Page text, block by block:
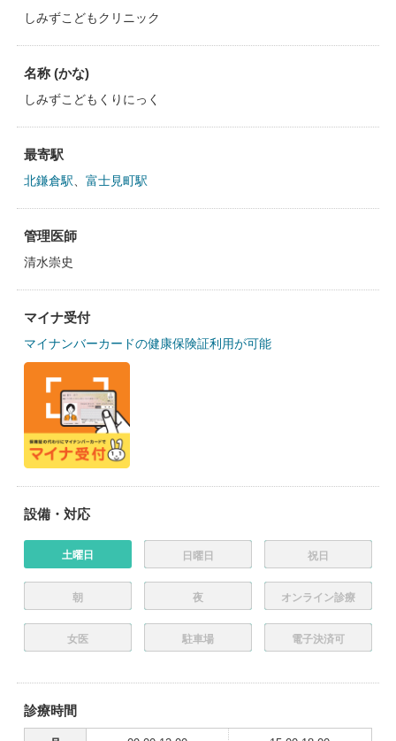
しみずこどもクリニック
名称 (かな)
しみずこどもくりにっく
最寄駅
北鎌倉駅 富士見町駅
管理医師
清水崇史
マイナ受付
マイナンバーカードの健康保険証利用が可能
設備・対応
土曜日 日曜日 祝日
朝 夜 オンライン診療
女医 駐車場 電子決済可
診療時間